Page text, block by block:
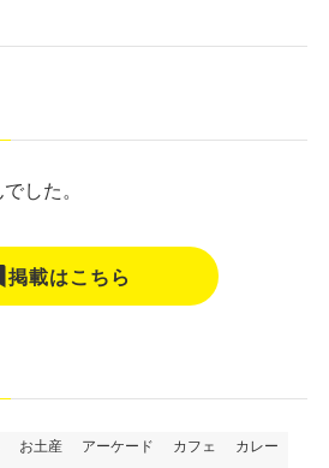
した。
掲載はこちら
お土産 アーケード カフェ
カレー